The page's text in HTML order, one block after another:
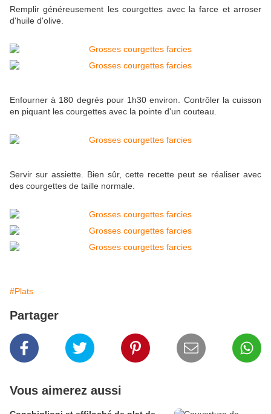
Remplir généreusement les courgettes avec la farce et arroser
d'huile d'olive.
Enfourner à 180 degrés pour 1h30 environ. Contrôler la cuisson
en piquant les courgettes avec la pointe d'un couteau.
Servir sur assiette. Bien sûr, cette recette peut se réaliser avec
des courgettes de taille normale.
#Plats
Partager
Vous aimerez aussi